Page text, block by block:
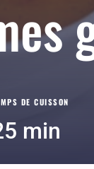
DE CUISSON
min